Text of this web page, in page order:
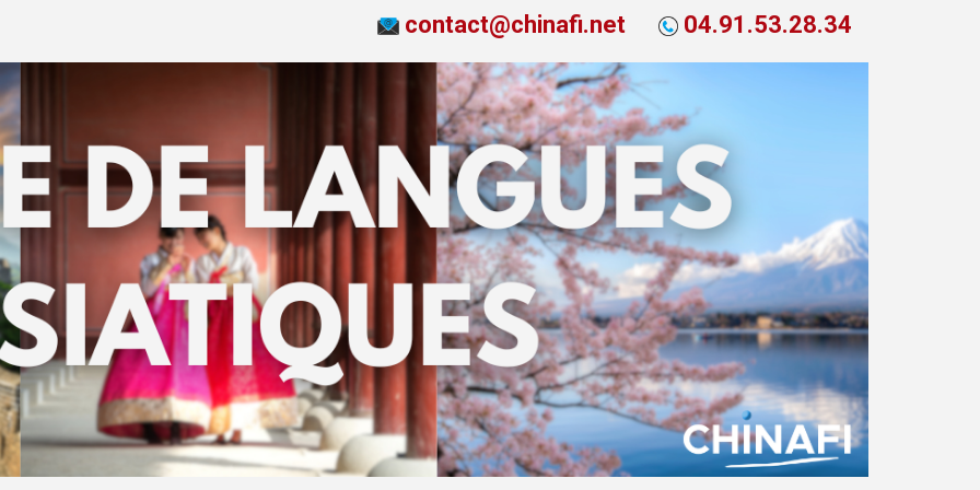
contact@chinafi.net 04.91.53.28.34